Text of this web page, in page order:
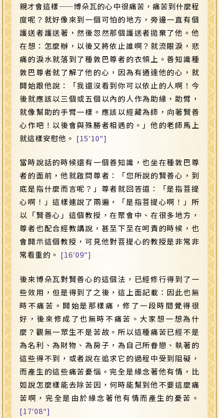
親才會這樣——博朵瓦的心中很痛苦，痛苦到什麼程
度呢？就好像來到一個可怕的地方，旁邊一直有個
護送者護送著，然後忽然那個護送者拋棄了他。他
在想：怎麼辦，以後又將依止誰啊？就流眼淚，悲
痛的淚水就落到了種敦巴尊者的衣領上。善知識種
敦巴尊者就了解了他的心，因為有通達他的心，就
開始跟他說：「我還沒看到你可以依止的人啊！今
後就應該以三個或五個以內的人作為助緣，助臂，
就像幫助的手臂一樣。應該以經藏為師，向著賢善
心作吧！以後會與殊勝者相遇的。」他的老師馬上
就這樣安慰他。 [15′10″]
當時說話的時候還有一個善知識，也坐在種敦巴尊
者的面前，他就啟問尊者：「您所說的賢善心，到
底是指什麼而言呢？」尊者就回答道：「是指菩提
心啊！」這樣連說了兩遍，「是指菩提心啊！」所
以「賢善心」這個教授，在聚會中、在很多地方，
尊者也配合經教講說，甚至下至在呵責的時候，也
會開示這個教授，可見他對菩提心的教授是非常非
常看重的。 [16′09″]
後來博朵瓦對賢善心的這個法，已經修行得到了一
些效用，但是得到了之後，這上面記載：因此也無
時不痛苦。開始是那樣痛，修了一段時間覺得很
好，後來修成了也無時不痛苦。大家想一想為什
麼？觀無一眾生不是苦故。所以這種痛苦已經不是
為名利、為財物、為房子，為自己所眷戀、執著的
這些得不到，或者說在追求它的過程中受到阻礙，
而產生的這些痛苦憂惱。完全是緣念著他有情，比
如說怎麼樣能去除苦因，何時能幫到他不要這麼痛
苦啊，完全是由於緣念著他有情而產生的憂苦。
[17′08″]